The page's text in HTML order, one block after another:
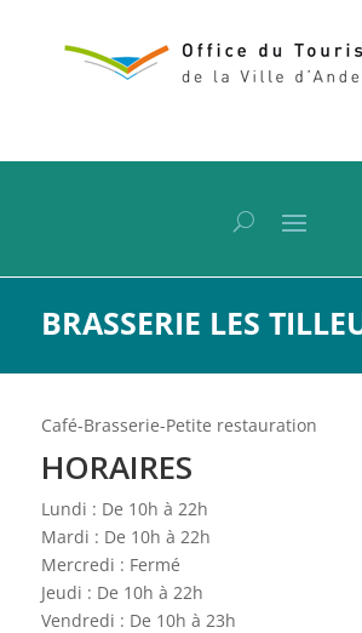
BRASSERIE LES
Café-Brasserie-Petite restauration
HORAIRES
Lundi : De 10h à 22h
Mardi : De 10h à 22h
Mercredi : Fermé
Jeudi : De 10h à 22h
Vendredi : De 10h à 23h